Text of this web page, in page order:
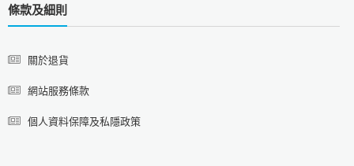
條款及細則
關於退貨
網站服務條款
個人資料保障及私隱政策